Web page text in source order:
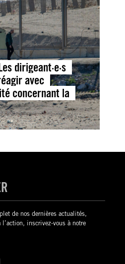
dirigeant·e·s
avec
concernant la
de nos dernières actualités,
inscrivez-vous à notre